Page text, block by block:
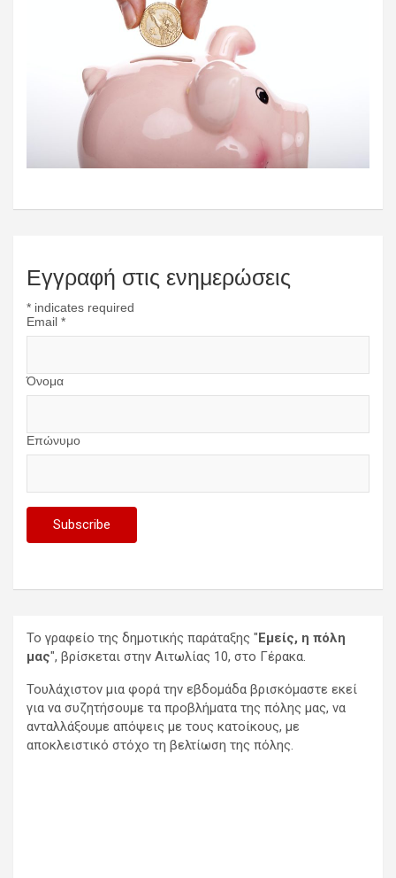
Εγγραφή στις ενημερώσεις
* indicates required
Email *
Όνομα
Επώνυμο
Το γραφείο της δημοτικής παράταξης "Εμείς, η πόλη
μας", βρίσκεται στην Αιτωλίας 10, στο Γέρακα.
Τουλάχιστον μια φορά την εβδομάδα βρισκόμαστε εκεί
για να συζητήσουμε τα προβλήματα της πόλης μας, να
ανταλλάξουμε απόψεις με τους κατοίκους, με
αποκλειστικό στόχο τη βελτίωση της πόλης.